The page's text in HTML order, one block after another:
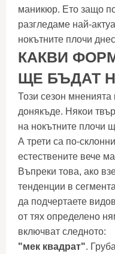
маникюр. Ето защо
разгледаме най-
нокътните плочи
КАКВИ
ЩЕ БЪДАТ
Този сезон мненията
донякъде. Някои
на нокътните плочи
А трети са по-
естествените вече
Въпреки това, ако
тенденции в
да подчертаете
от тях определено
включват следното:
"мек квадрат".